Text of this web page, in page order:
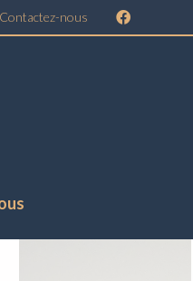
Contactez-nous